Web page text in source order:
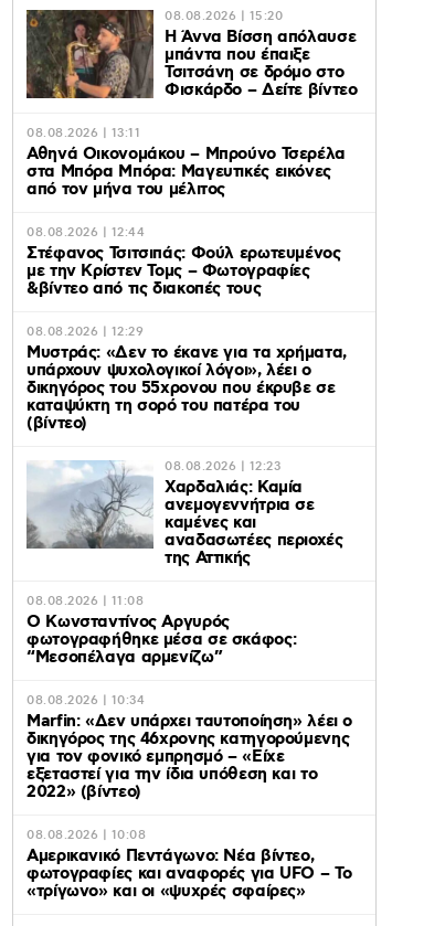
08.08.2026 | 15:20
Η Άννα Βίσση απόλαυσε
μπάντα που έπαιξε
Τσιτσάνη σε δρόμο στο
Φισκάρδο – Δείτε βίντεο
08.08.2026 | 13:11
Αθηνά Οικονομάκου – Μπρούνο Τσερέλα
στα Μπόρα Μπόρα: Mαγευτικές εικόνες
από τον μήνα του μέλιτος
08.08.2026 | 12:44
Στέφανος Τσιτσιπάς: Φούλ ερωτευμένος
με την Κρίστεν Τομς – Φωτογραφίες
&βίντεο από τις διακοπές τους
08.08.2026 | 12:29
Μυστράς: «Δεν το έκανε για τα χρήματα,
υπάρχουν ψυχολογικοί λόγοι», λέει ο
δικηγόρος του 55χρονου που έκρυβε σε
καταψύκτη τη σορό του πατέρα του
(βίντεο)
08.08.2026 | 12:23
Χαρδαλιάς: Καμία
ανεμογεννήτρια σε
καμένες και
αναδασωτέες περιοχές
της Αττικής
08.08.2026 | 11:08
Ο Κωνσταντίνος Αργυρός
φωτογραφήθηκε μέσα σε σκάφος:
“Μεσοπέλαγα αρμενίζω”
08.08.2026 | 10:34
Marfin: «Δεν υπάρχει ταυτοποίηση» λέει ο
δικηγόρος της 46χρονης κατηγορούμενης
για τον φονικό εμπρησμό – «Είχε
εξεταστεί για την ίδια υπόθεση και το
2022» (βίντεο)
08.08.2026 | 10:08
Αμερικανικό Πεντάγωνο: Νέα βίντεο,
φωτογραφίες και αναφορές για UFO – Το
«τρίγωνο» και οι «ψυχρές σφαίρες»